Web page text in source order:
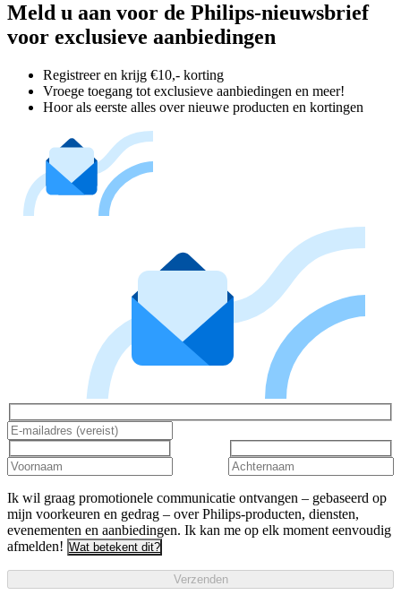
Meld u aan voor de Philips-nieuwsbrief
voor exclusieve aanbiedingen
Registreer en krijg €10,- korting
Vroege toegang tot exclusieve aanbiedingen en meer!
Hoor als eerste alles over nieuwe producten en kortingen
Ik wil graag promotionele communicatie ontvangen – gebaseerd op
mijn voorkeuren en gedrag – over Philips-producten, diensten,
evenementen en aanbiedingen. Ik kan me op elk moment eenvoudig
afmelden! Wat betekent dit?
Verzenden